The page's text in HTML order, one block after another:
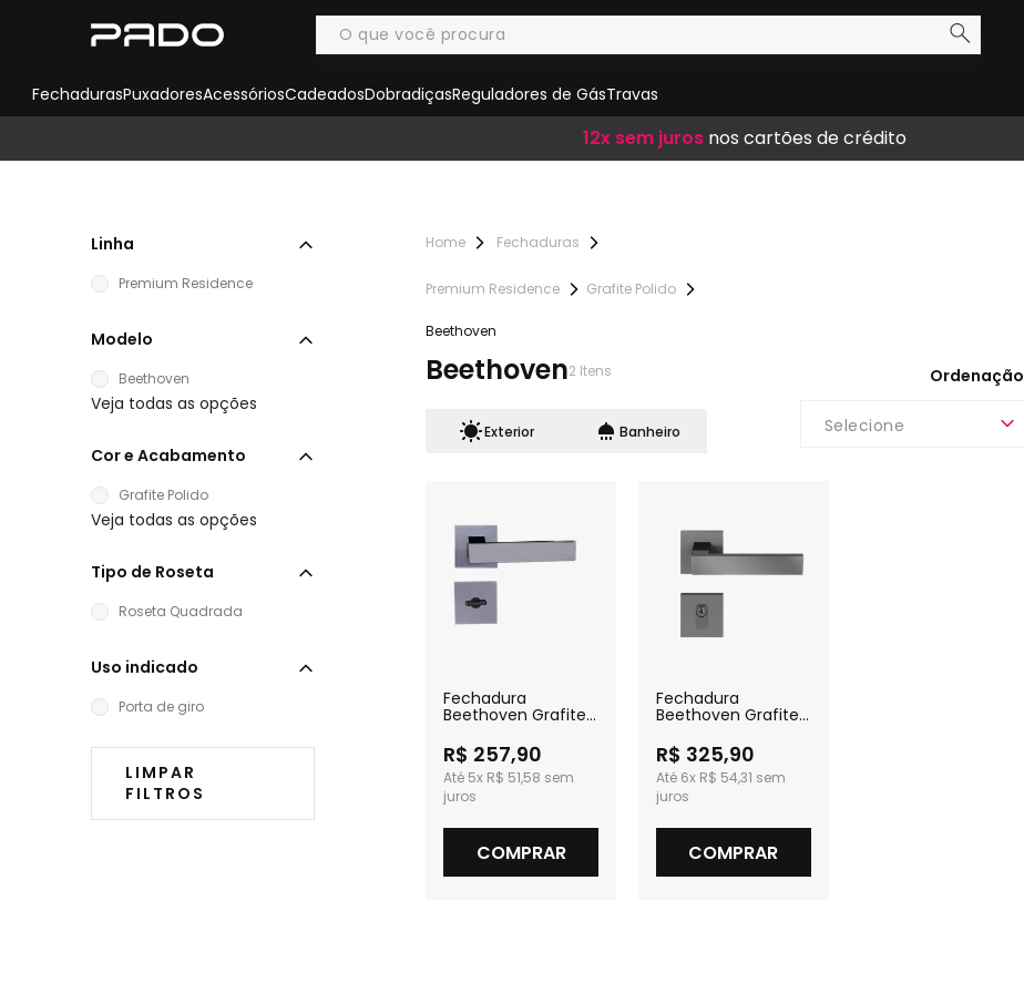
FechadurasPuxadoresAcessóriosCadeadosDobradiçasReguladores de GásTravas
Frete Grátisem compras acima de R$ 300,00
12x sem juros nos cartões de crédito
10% de descontono boleto
Linha
Premium Residence
Modelo
Beethoven
Veja todas as opções
Cor e Acabamento
Grafite Polido
Veja todas as opções
Tipo de Roseta
Roseta Quadrada
Uso indicado
Porta de giro
LIMPAR
FILTROS
Fechaduras
Premium Residence Grafite Polido
Beethoven
Beethoven2 Itens
Exterior Banheiro
Ordenação
Selecione
Fechadura
Beethoven Grafite
Banheiro
R$ 257,90
5x R$ 51,58
COMPRAR
Fechadura
Beethoven Grafite
R$ 325,90
6x R$ 54,31
COMPRAR